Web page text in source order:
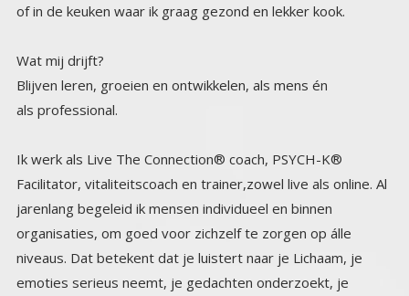
of in de keuken waar ik graag gezond en lekker kook.
Wat mij drijft?
Blijven leren, groeien en ontwikkelen, als mens én
als professional.
Ik werk als Live The Connection® coach, PSYCH-K®
Facilitator, vitaliteitscoach en trainer,zowel live als online. Al
jarenlang begeleid ik mensen individueel en binnen
organisaties, om goed voor zichzelf te zorgen op álle
niveaus. Dat betekent dat je luistert naar je Lichaam, je
emoties serieus neemt, je gedachten onderzoekt, je